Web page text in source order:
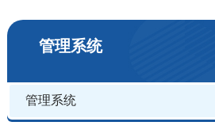
管理系统
管理系统